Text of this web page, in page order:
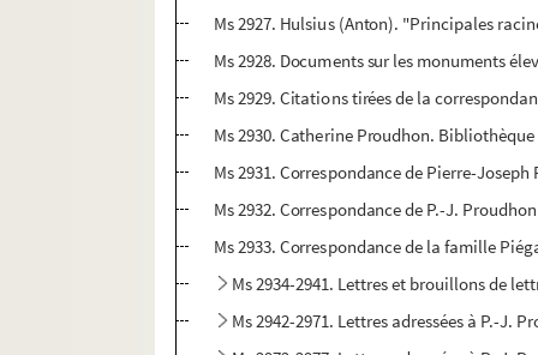
Ms 2927. Hulsius (Anton). "Principales
Ms 2928. Documents sur les monuments
Ms 2929. Citations tirées de la
Ms 2930. Catherine Proudhon.
Ms 2931. Correspondance de Pierre-
Ms 2932. Correspondance de P.-J.
Ms 2933. Correspondance de la famille
Ms 2934-2941. Lettres et brouillons de
Ms 2942-2971. Lettres adressées à P.-J.